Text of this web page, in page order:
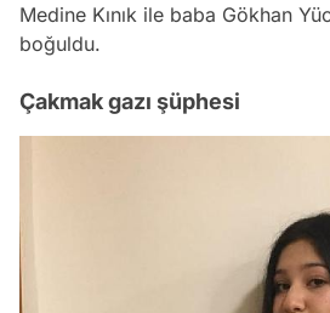
Medine Kınık ile baba Gökhan
boğuldu.
Çakmak gazı şüphesi